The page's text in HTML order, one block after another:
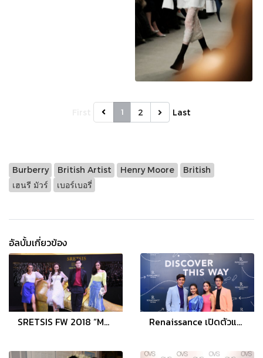
1 2 Last
Burberry British Artist Henry Moore
British
เฮนรี มัวร์
เบอร์เบอรี่
อัลบั้มเกี่ยวข้อง
SRETSIS FW 2018 “MAGIC HOUR” จับมือ “คาเรล” แบรนด์รองเท้าเก่าแก่จากปารีสเปิดตัวครั้งแรกในไทย Renaissance เปิดตัวแคมเปญใหม่กับ DISCOVER THIS WAY ภายในงาน Global Day of Discovery